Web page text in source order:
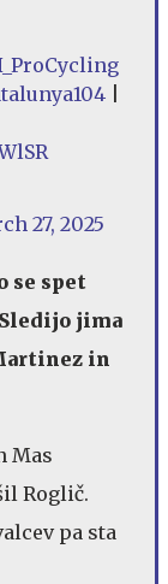
27, 2025
se spet
jima
in
Mas
Roglič.
pa sta